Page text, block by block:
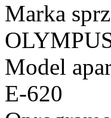
Marka
Model
E-620